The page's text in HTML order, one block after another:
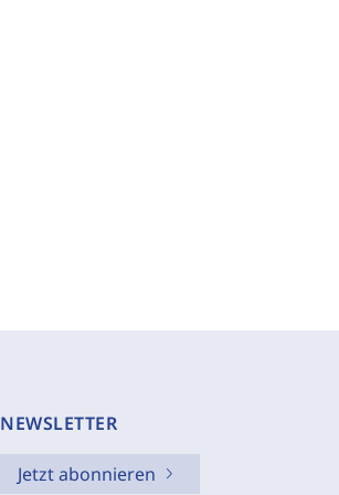
NEWSLETTER
Jetzt abonnieren